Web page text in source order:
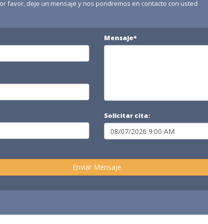
favor, deje un mensaje y nos pondremos en contacto con usted
Mensaje*
Solicitar cita: